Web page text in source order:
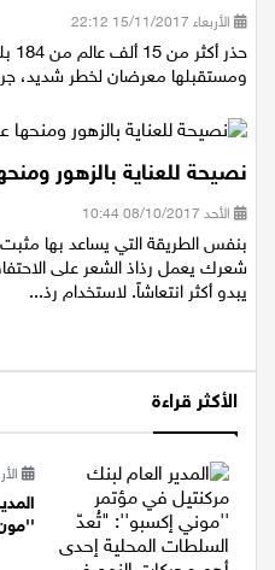
الأربعاء 15/11/2017 22:12
ومستقبلها معرضان لخطر شديد،
نصيحة للعناية بالزهور
الأحد 08/10/2017 10:44
بنفس الطريقة التي يساعد بها
شعرك يعمل رذاذ الشعر على
يبدو أكثر انتعاشاً. لاستخدام رذ...
الأكثر قراءة